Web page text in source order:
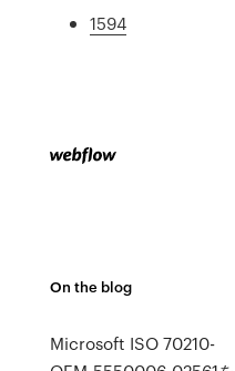
1594
On the blog
Microsoft ISO 70210-